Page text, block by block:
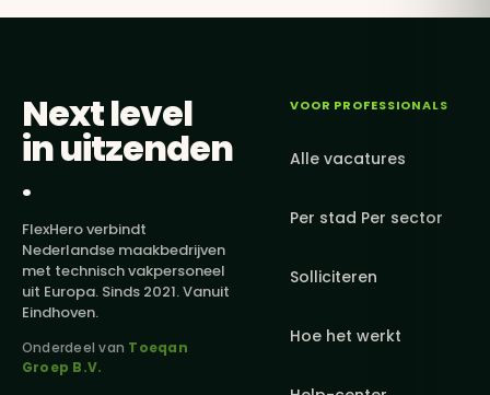
Next level
inuitzenden
.
FlexHero verbindt
Nederlandse maakbedrijven
met technisch vakpersoneel
uit Europa. Sinds 2021. Vanuit
Eindhoven.
Onderdeel van Toeqan
Groep B.V.
VOOR PROFESSIONALS
Alle vacatures
Per stad Per sector
Solliciteren
Hoe het werkt